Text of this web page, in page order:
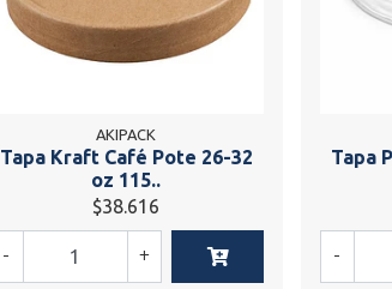
AKIPACK
Tapa Kraft Café Pote 26-32
oz 115..
$38.616
+
-
Tapa
-